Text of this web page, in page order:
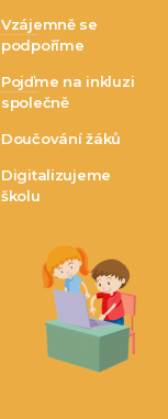
Vzájemně se
podpoříme
Pojďme na inkluzi
společně
Doučování žáků
Digitalizujeme
školu